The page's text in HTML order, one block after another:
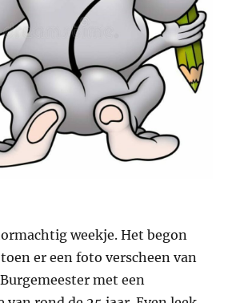
weekje. Het begon
er een foto verscheen van
met een